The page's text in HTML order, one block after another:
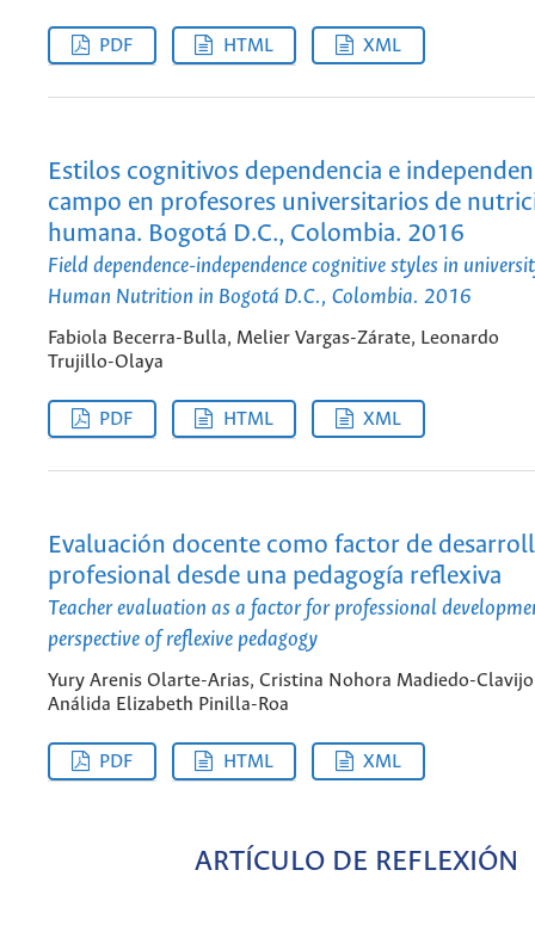
PDF HTML XML
Estilos cognitivos dependencia e
campo en profesores universitarios de
humana. Bogotá D.C., Colombia. 2016
Field dependence-independence cognitive styles in
Human Nutrition in Bogotá D.C., Colombia. 2016
Fabiola Becerra-Bulla, Melier Vargas-Zárate, Leonardo
Trujillo-Olaya
PDF HTML XML
Evaluación docente como factor de
profesional desde una pedagogía reflexiva
Teacher evaluation as a factor for professional
perspective of reflexive pedagogy
Yury Arenis Olarte-Arias, Cristina Nohora Madiedo-
Análida Elizabeth Pinilla-Roa
PDF HTML XML
ARTÍCULO DE REFLEXIÓN